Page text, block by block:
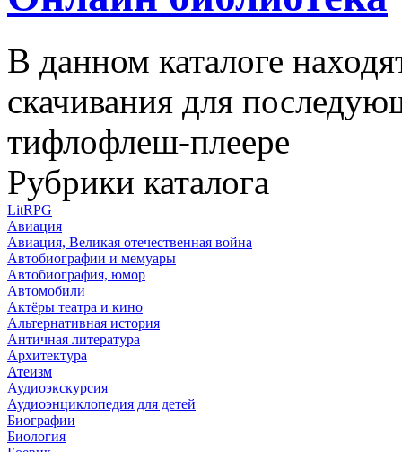
В данном каталоге
скачивания для
тифлофлеш-плеере
Рубрики каталога
LitRPG
Авиация
Авиация, Великая отечественная война
Автобиографии и мемуары
Автобиография, юмор
Автомобили
Актёры театра и кино
Альтернативная история
Античная литература
Архитектура
Атеизм
Аудиоэкскурсия
Аудиоэнциклопедия для детей
Биографии
Биология